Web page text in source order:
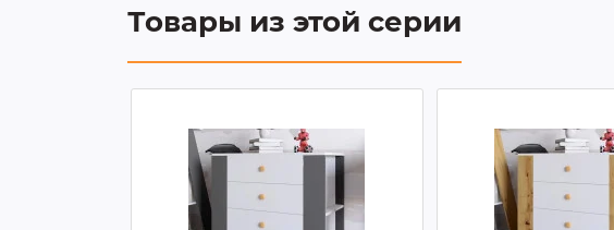
Товары из этой серии